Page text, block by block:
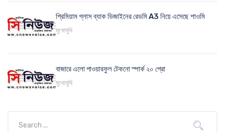
প্রিমিয়াম গ্লাস ব্যাক ডিজাইনের রেডমি A3 নিয়ে এসেছে শাওমি
মুখোমুখি
বাজারে এলো পাওয়ারফুল টেকনো স্পার্ক ২০ প্রো
মুখোমুখি